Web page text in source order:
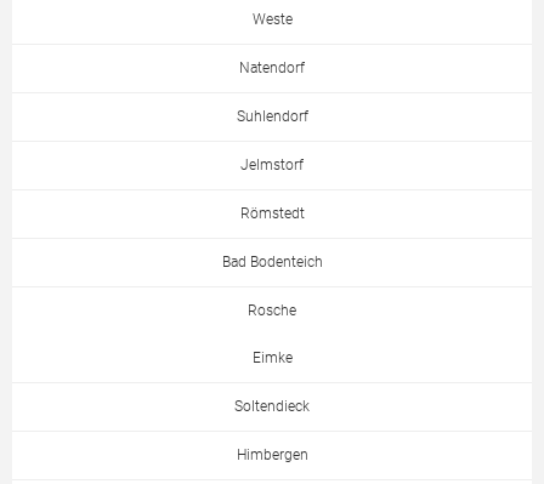
Weste
Natendorf
Suhlendorf
Jelmstorf
Römstedt
Bad Bodenteich
Rosche
Eimke
Soltendieck
Himbergen